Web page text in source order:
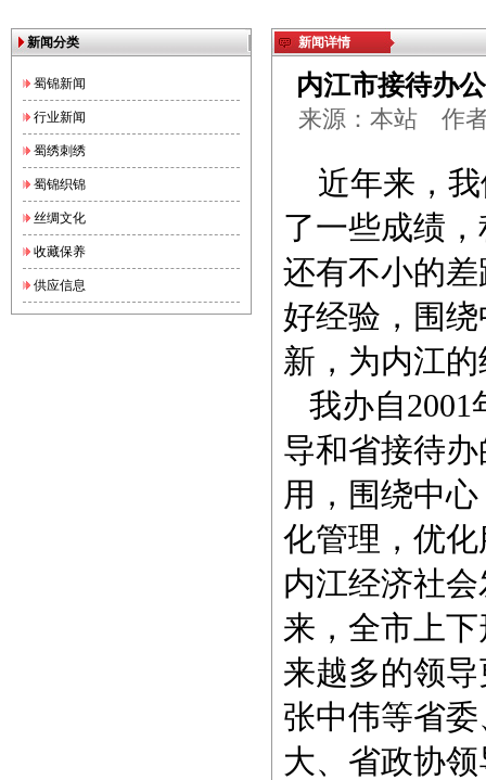
新闻分类
蜀锦新闻
行业新闻
蜀绣刺绣
蜀锦织锦
丝绸文化
收藏保养
供应信息
新闻详情
内江市接待办
来源：本站 作
近年来，我
了一些成绩
还有不小的
好经验，围
新，为内江
我办自2001
导和省接待
用，围绕中
化管理，优
内江经济社
来，全市上
来越多的领
张中伟等省
大、省政协